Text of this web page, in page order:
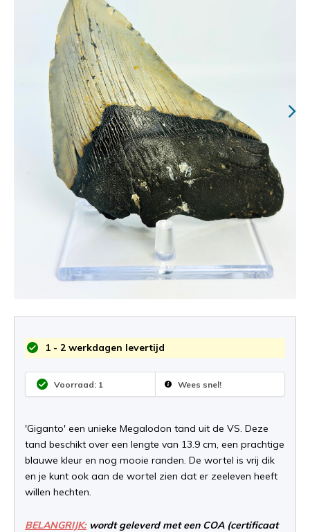
1 - 2 werkdagen levertijd
Voorraad: 1 Wees snel!
'Giganto' een unieke Megalodon tand uit de VS. Deze
tand beschikt over een lengte van 13.9 cm, een prachtige
blauwe kleur en nog mooie randen. De wortel is vrij dik
en je kunt ook aan de wortel zien dat er zeeleven heeft
willen hechten.
BELANGRIJK:wordt geleverd met een COA (certificaat